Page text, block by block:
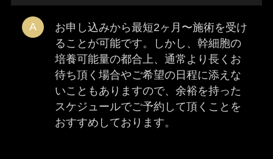
お申し込みから最短2ヶ月〜施術を受け
ることが可能です。しかし、幹細胞の
培養可能量の都合上、通常より長くお
待ち頂く場合やご希望の日程に添えな
いこともありますので、余裕を持った
スケジュールでご予約して頂くことを
おすすめしております。